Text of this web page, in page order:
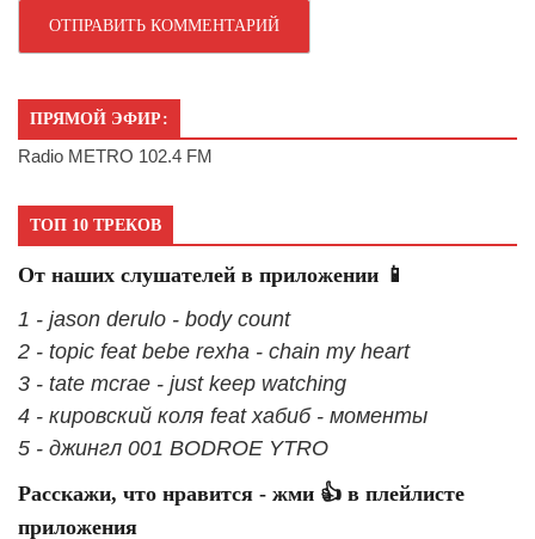
ПРЯМОЙ ЭФИР:
Radio METRO 102.4 FM
ТОП 10 ТРЕКОВ
От наших слушателей в приложении 📱
1 - jason derulo - body count
2 - topic feat bebe rexha - chain my heart
3 - tate mcrae - just keep watching
4 - кировский коля feat хабиб - моменты
5 - джингл 001 BODROE YTRO
Расскажи, что нравится - жми 👍 в плейлисте
приложения